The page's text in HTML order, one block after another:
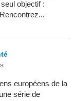
objectif :
européens de la
série de